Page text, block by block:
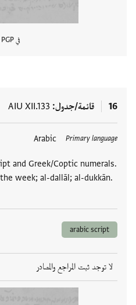
في PGP منذ
16 قائمة/جدول AIU XII.133
Primary language
Arabic
and Greek/Coptic numerals.
week; al-dallāl; al-dukkān.
العلامات
arabic script
لا توجد ثبت المراجع والمصادر